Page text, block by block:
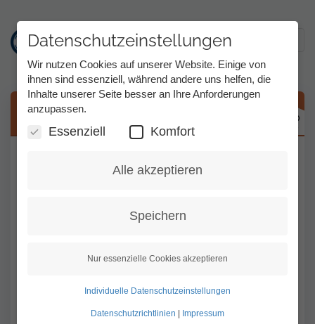
Direkt
Kennwort/ Benutzernamen vergessen
https://www.tess-kom.de/homepage.
Klicken Sie auf "Logindaten vergessen".
Klicken Sie auf "Abschicken". Folgen Sie den
Sie erhalten von unserem System eine
Datenschutzeinstellungen
Wir nutzen Cookies auf unserer Website. Einige von
ihnen sind essenziell, während andere uns helfen, die
Inhalte unserer Seite besser an Ihre Anforderungen
anzupassen.
Essenziell Komfort
Alle akzeptieren
Speichern
Nur essenzielle Cookies akzeptieren
Individuelle Datenschutzeinstellungen
Datenschutzrichtlinien Impressum